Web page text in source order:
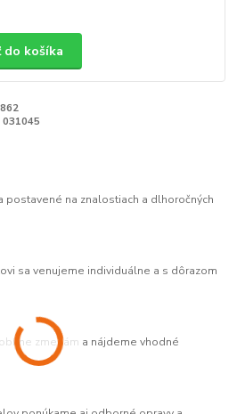
do košíka
031045
postavené na znalostiach a dlhoročných
sa venujeme individuálne a s dôrazom
zmenám a nájdeme vhodné